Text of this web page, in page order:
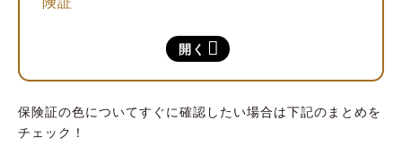
開く
【共済組合】黄色・水色などの保険証
や加入対象者
保険証の色についてすぐに確認したい場合は下記のまとめを
チェック！